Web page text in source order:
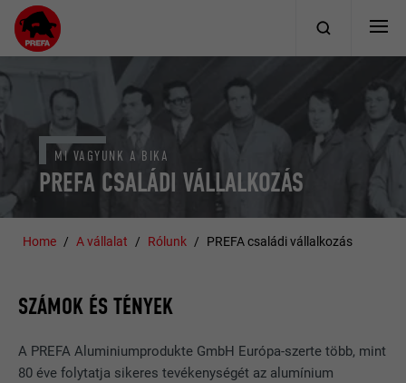
PREFA CSALÁDI VÁLLALKOZÁS
MI VAGYUNK A BIKA
Home A vállalat Rólunk PREFA családi vállalkozás
SZÁMOK ÉS TÉNYEK
A PREFA Aluminiumprodukte GmbH Európa-szerte több, mint
80 éve folytatja sikeres tevékenységét az alumínium